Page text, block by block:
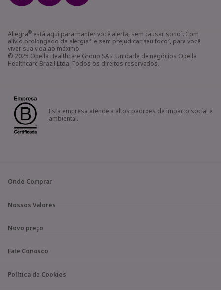
Allegra® está aqui para manter você alerta, sem causar sono¹. Com
alívio prolongado da alergia* e sem prejudicar seu foco², para você
viver sua vida ao máximo.
© 2025 Opella Healthcare Group SAS. Unidade de negócios Opella
Healthcare Brazil Ltda. Todos os direitos reservados.
Esta empresa atende a altos padrões de impacto social e
ambiental.
Onde Comprar
Nossos Valores
Novo preço
Fale Conosco
Política de Cookies